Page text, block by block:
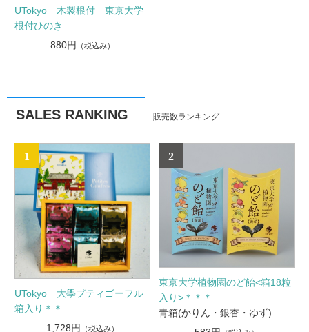
UTokyo 木製根付 東京大学
根付ひのき
880円
（税込み）
SALES RANKING 販売数ランキング
1
UTokyo 大學プティゴーフル
箱入り＊＊
1,728円
（税込み）
2
東京大学植物園のど飴<箱18粒
入り>＊＊＊
青箱(かりん・銀杏・ゆず)